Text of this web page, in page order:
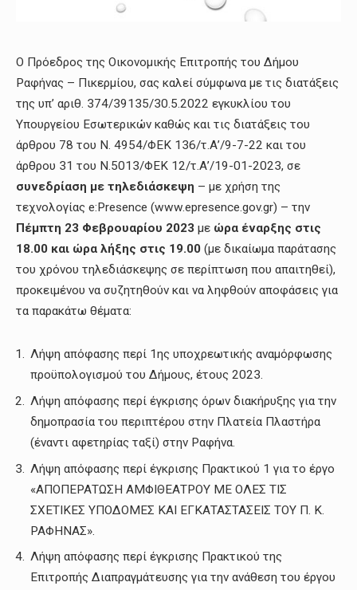
Ο Πρόεδρος της Οικονομικής Επιτροπής του Δήμου
Ραφήνας – Πικερμίου, σας καλεί σύμφωνα με τις διατάξεις
της υπ’ αριθ. 374/39135/30.5.2022 εγκυκλίου του
Υπουργείου Εσωτερικών καθώς και τις διατάξεις του
άρθρου 78 του Ν. 4954/ΦΕΚ 136/τ.Α’/9-7-22 και του
άρθρου 31 του Ν.5013/ΦΕΚ 12/τ.Α’/19-01-2023, σε
συνεδρίαση με τηλεδιάσκεψη – με χρήση της
τεχνολογίας e:Presence (www.epresence.gov.gr) – την
Πέμπτη 23 Φεβρουαρίου 2023 με ώρα έναρξης στις
18.00 και ώρα λήξης στις 19.00 (με δικαίωμα παράτασης
του χρόνου τηλεδιάσκεψης σε περίπτωση που απαιτηθεί),
προκειμένου να συζητηθούν και να ληφθούν αποφάσεις για
τα παρακάτω θέματα:
Λήψη απόφασης περί 1ης υποχρεωτικής αναμόρφωσης
προϋπολογισμού του Δήμους, έτους 2023.
Λήψη απόφασης περί έγκρισης όρων διακήρυξης για την
δημοπρασία του περιπτέρου στην Πλατεία Πλαστήρα
(έναντι αφετηρίας ταξί) στην Ραφήνα.
Λήψη απόφασης περί έγκρισης Πρακτικού 1 για το έργο
«ΑΠΟΠΕΡΑΤΩΣΗ ΑΜΦΙΘΕΑΤΡΟΥ ΜΕ ΟΛΕΣ ΤΙΣ
ΣΧΕΤΙΚΕΣ ΥΠΟΔΟΜΕΣ ΚΑΙ ΕΓΚΑΤΑΣΤΑΣΕΙΣ ΤΟΥ Π. Κ.
ΡΑΦΗΝΑΣ».
Λήψη απόφασης περί έγκρισης Πρακτικού της
Επιτροπής Διαπραγμάτευσης για την ανάθεση του έργου